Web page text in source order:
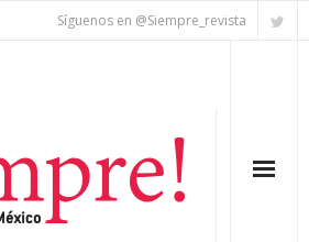
Síguenos en @Siempre_revista